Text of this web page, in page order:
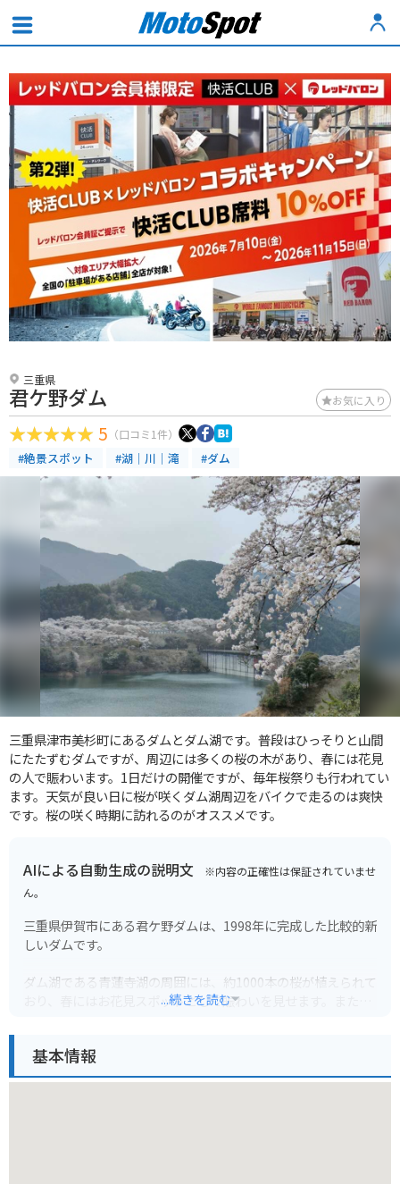
三重県
君ケ野ダム お気に入り
5 （口コミ1件）
#絶景スポット #湖｜川｜滝 #ダム
三重県津市美杉町にあるダムとダム湖です。普段はひっそりと山間
にたたずむダムですが、周辺には多くの桜の木があり、春には花見
の人で賑わいます。1日だけの開催ですが、毎年桜祭りも行われてい
ます。天気が良い日に桜が咲くダム湖周辺をバイクで走るのは爽快
です。桜の咲く時期に訪れるのがオススメです。
AIによる自動生成の説明文 ※内容の正確性は保証されていませ
ん。
三重県伊賀市にある君ケ野ダムは、1998年に完成した比較的新
しいダムです。
ダム湖である青蓮寺湖の周囲には、約1000本の桜が植えられて
おり、春にはお花見スポットとして賑わいを見せます。また、
インディングを楽しむバイク乗りにも人気のスポットです。
...続きを読む
基本情報